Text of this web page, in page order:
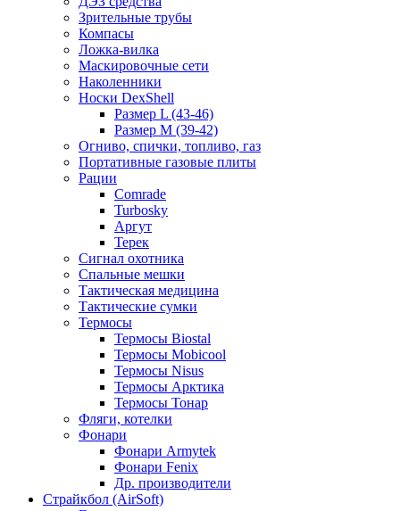
Зрительные трубы
Компасы
Ложка-вилка
Маскировочные сети
Наколенники
Носки DexShell
Размер L (43-46)
Размер M (39-42)
Огниво, спички, топливо, газ
Портативные газовые плиты
Рации
Comrade
Turbosky
Аргут
Терек
Сигнал охотника
Спальные мешки
Тактическая медицина
Тактические сумки
Термосы
Термосы Biostal
Термосы Mobicool
Термосы Nisus
Термосы Арктика
Термосы Тонар
Фляги, котелки
Фонари
Фонари Armytek
Фонари Fenix
Др. производители
Страйкбол (AirSoft)